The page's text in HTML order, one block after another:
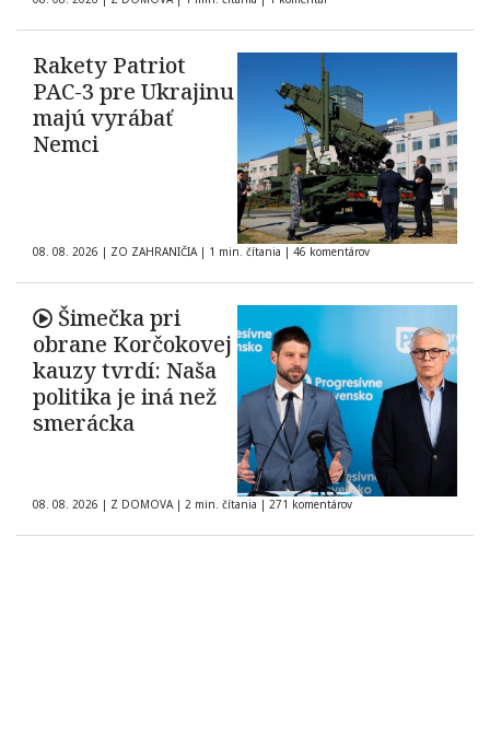
Rakety Patriot
PAC-3 pre Ukrajinu
majú vyrábať
Nemci
08. 08. 2026 | ZO ZAHRANIČIA | 1 min. čítania | 46 komentárov
Šimečka pri
obrane Korčokovej
kauzy tvrdí: Naša
politika je iná než
smerácka
08. 08. 2026 | Z DOMOVA | 2 min. čítania | 271 komentárov